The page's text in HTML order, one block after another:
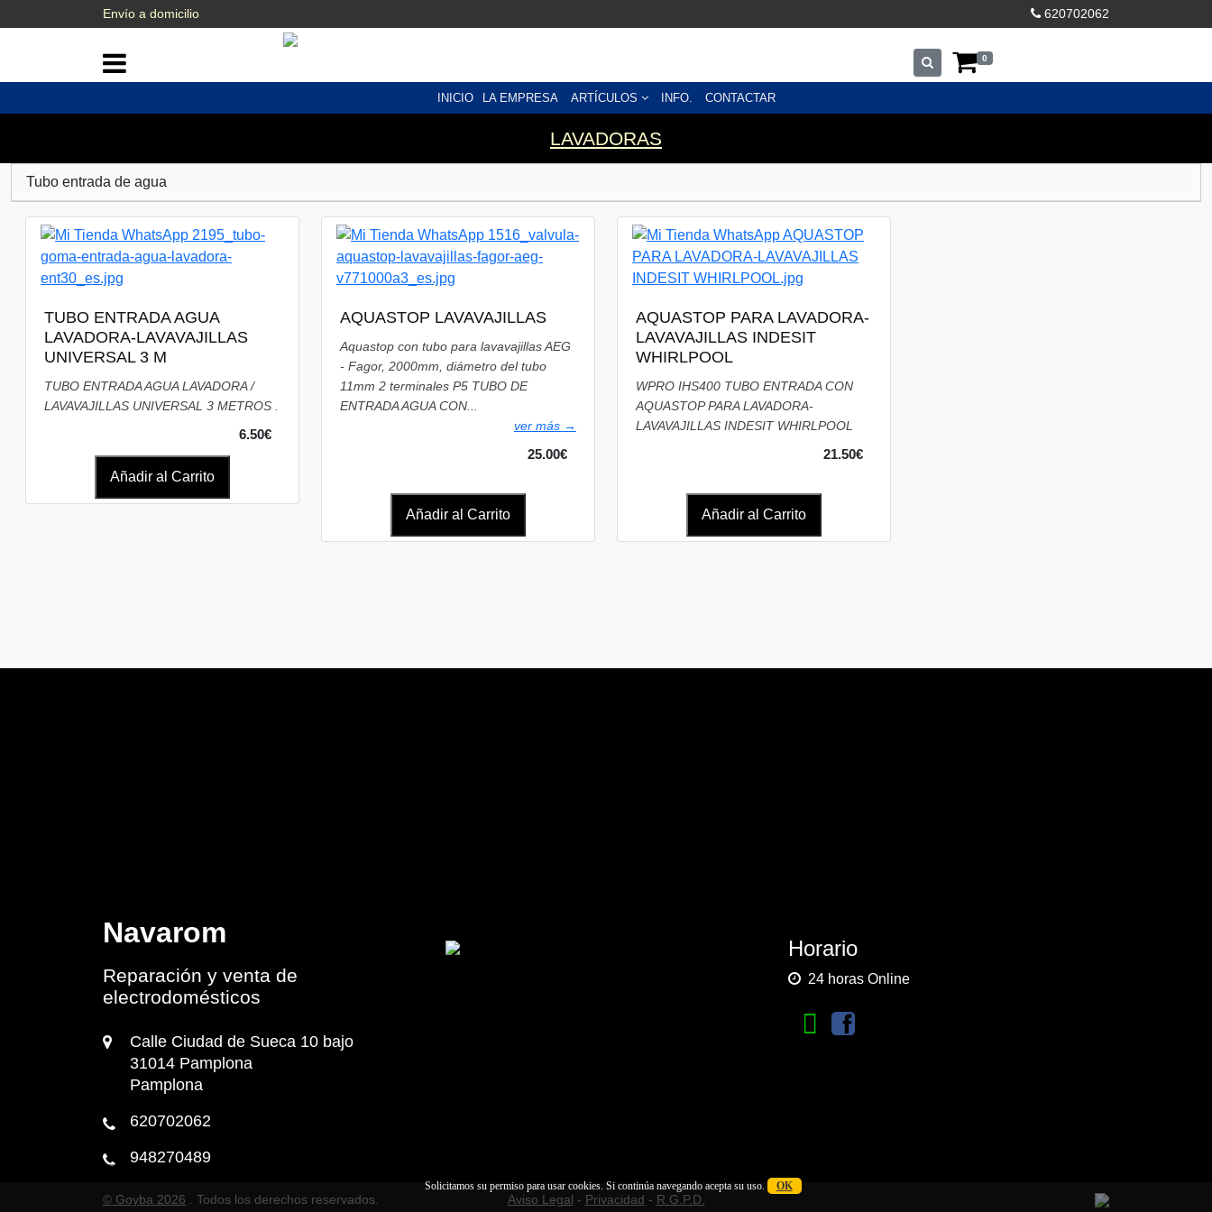
Envío a domicilio 620702062
0
INICIO LA EMPRESA ARTÍCULOS INFO. CONTACTAR
LAVADORAS
Tubo entrada de agua
TUBO ENTRADA AGUA
LAVADORA-LAVAVAJILLAS
UNIVERSAL 3 M
TUBO ENTRADA AGUA LAVADORA /
LAVAVAJILLAS UNIVERSAL 3 METROS .
6.50€
Añadir al Carrito
AQUASTOP LAVAVAJILLAS
Aquastop con tubo para lavavajillas AEG
- Fagor, 2000mm, diámetro del tubo
11mm 2 terminales P5 TUBO DE
ENTRADA AGUA CON...
ver más →
25.00€
Añadir al Carrito
AQUASTOP PARA LAVADORA-
LAVAVAJILLAS INDESIT
WHIRLPOOL
WPRO IHS400 TUBO ENTRADA CON
AQUASTOP PARA LAVADORA-
LAVAVAJILLAS INDESIT WHIRLPOOL
21.50€
Añadir al Carrito
Navarom
Reparación y venta de
electrodomésticos
Calle Ciudad de Sueca 10 bajo
31014 Pamplona
Pamplona
620702062
948270489
Horario
24 horas Online
© Goyba 2026 . Todos los derechos reservados. Aviso Legal - Privacidad - R.G.P.D.
Solicitamos su permiso para usar cookies. Si continúa navegando acepta su uso. OK